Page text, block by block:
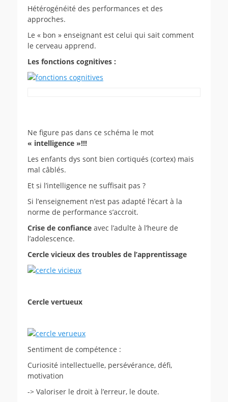
Hétérogénéité des performances et des
approches.
Le « bon » enseignant est celui qui sait comment
le cerveau apprend.
Les fonctions cognitives :
Ne figure pas dans ce schéma le mot
« intelligence »!!!
Les enfants dys sont bien cortiqués (cortex) mais
mal câblés.
Et si l’intelligence ne suffisait pas ?
Si l’enseignement n’est pas adapté l’écart à la
norme de performance s’accroit.
Crise de confiance avec l’adulte à l’heure de
l’adolescence.
Cercle vicieux des troubles de l’apprentissage
Cercle vertueux
Sentiment de compétence :
Curiosité intellectuelle, persévérance, défi,
motivation
-> Valoriser le droit à l’erreur, le doute.